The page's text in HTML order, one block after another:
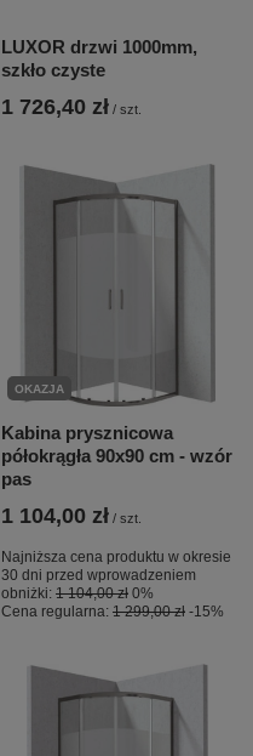
LUXOR drzwi 1000mm,
szkło czyste
1 726,40 zł / szt.
OKAZJA
Kabina prysznicowa
półokrągła 90x90 cm - wzór
pas
1 104,00 zł / szt.
Najniższa cena produktu w okresie
30 dni przed wprowadzeniem
obniżki: 1 104,00 zł 0%
Cena regularna: 1 299,00 zł -15%